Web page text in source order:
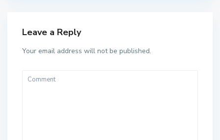
Leave a Reply
Your email address will not be published.